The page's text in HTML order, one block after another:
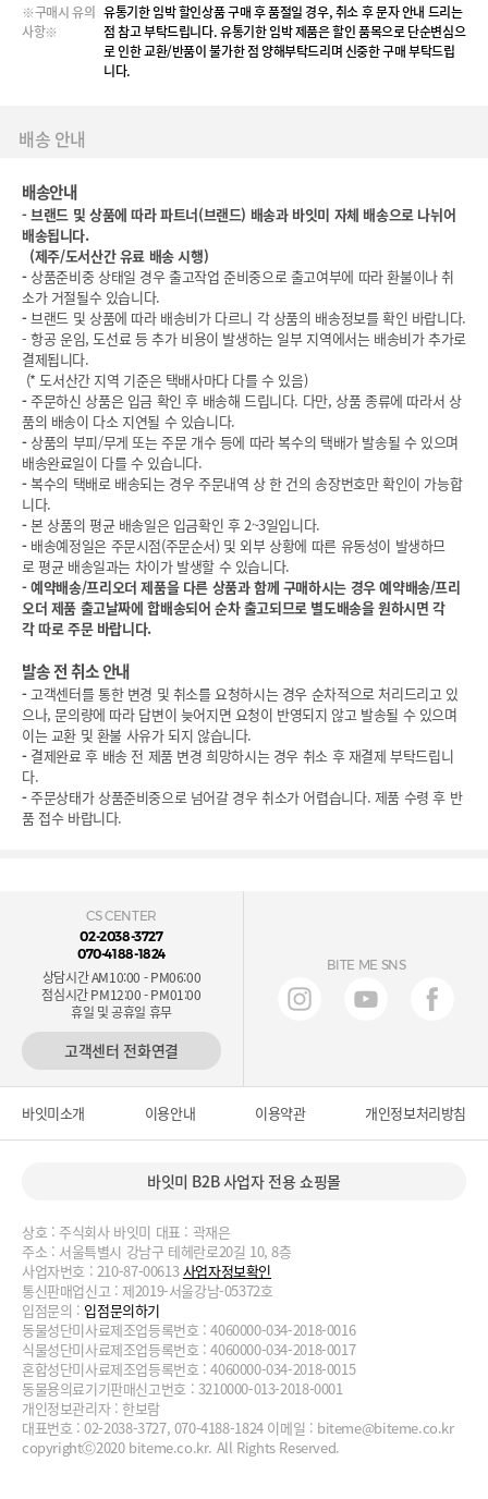
※구매시 유의
사항※
유통기한 임박 할인상품 구매 후 품절일 경우, 취소 후 문자 안내 드리는
점 참고 부탁드립니다. 유통기한 임박 제품은 할인 품목으로 단순변심으
로 인한 교환/반품이 불가한 점 양해부탁드리며 신중한 구매 부탁드립
니다.
배송 안내
배송안내
-브랜드 및 상품에 따라 파트너(브랜드) 배송과 바잇미 자체 배송으로 나뉘어
배송됩니다.
(제주/도서산간 유료 배송 시행)
- 상품준비중 상태일 경우 출고작업 준비중으로 출고여부에 따라 환불이나 취
소가 거절될수 있습니다.
-브랜드 및 상품에 따라 배송비가 다르니 각 상품의 배송정보를 확인 바랍니다.
- 항공 운임, 도선료 등 추가 비용이 발생하는 일부 지역에서는 배송비가 추가로
결제됩니다.
(* 도서산간 지역 기준은 택배사마다 다를 수 있음)
-주문하신 상품은 입금 확인 후 배송해 드립니다. 다만, 상품 종류에 따라서 상
품의 배송이 다소 지연될 수 있습니다.
- 상품의 부피/무게 또는 주문 개수 등에 따라 복수의 택배가 발송될 수 있으며
배송완료일이 다를 수 있습니다.
-복수의 택배로 배송되는 경우 주문내역 상 한 건의 송장번호만 확인이 가능합
니다.
-본 상품의 평균 배송일은 입금확인 후 2~3일입니다.
- 배송예정일은 주문시점(주문순서) 및 외부 상황에 따른 유동성이 발생하므
로 평균 배송일과는 차이가 발생할 수 있습니다.
-예약배송/프리오더 제품을 다른 상품과 함께 구매하시는 경우 예약배송/프리
오더 제품 출고날짜에 합배송되어 순차 출고되므로 별도배송을 원하시면 각
각 따로 주문 바랍니다.
발송 전 취소 안내
-고객센터를 통한 변경 및 취소를 요청하시는 경우 순차적으로 처리드리고 있
으나, 문의량에 따라 답변이 늦어지면 요청이 반영되지 않고 발송될 수 있으며
이는 교환 및 환불 사유가 되지 않습니다.
- 결제완료 후 배송 전 제품 변경 희망하시는 경우 취소 후 재결제 부탁드립니
다.
-주문상태가 상품준비중으로 넘어갈 경우 취소가 어렵습니다. 제품 수령 후 반
품 접수 바랍니다.
CS CENTER
02-2038-3727
070-4188-1824
상담시간 AM10:00 - PM06:00
점심시간 PM12:00 - PM01:00
휴일 및 공휴일 휴무
고객센터 전화연결
BITE ME SNS
바잇미소개 이용안내 이용약관 개인정보처리방침
바잇미 B2B 사업자 전용 쇼핑몰
상호 : 주식회사 바잇미 대표 : 곽재은
주소 : 서울특별시 강남구 테헤란로20길 10, 8층
사업자번호 : 210-87-00613사업자정보확인
통신판매업신고 : 제2019-서울강남-05372호
입점문의 : 입점문의하기
동물성단미사료제조업등록번호 : 4060000-034-2018-0016
식물성단미사료제조업등록번호 : 4060000-034-2018-0017
혼합성단미사료제조업등록번호 : 4060000-034-2018-0015
동물용의료기기판매신고번호 : 3210000-013-2018-0001
개인정보관리자 : 한보람
대표번호 : 02-2038-3727, 070-4188-1824 이메일 : biteme@biteme.co.kr
copyrightⓒ2020 biteme.co.kr. All Rights Reserved.